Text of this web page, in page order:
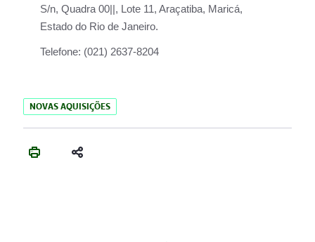
S/n, Quadra 00||, Lote 11, Araçatiba, Maricá,
Estado do Rio de Janeiro.
Telefone: (021) 2637-8204
NOVAS AQUISIÇÕES